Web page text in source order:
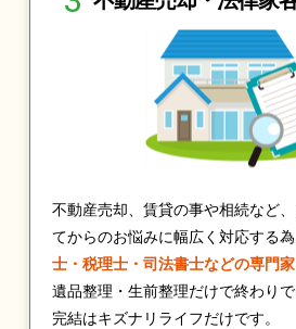
不動産売却、賃貸の事や相続など
てからのお悩みに幅広く対応する為
士・税理士・司法書士などの専門家
遺品整理・生前整理だけで終わり
完結はキズナリライフだけです。